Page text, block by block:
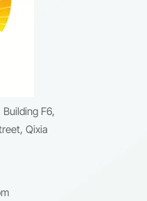
F6,
Qixia